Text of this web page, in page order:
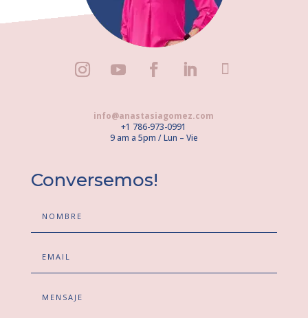
info@anastasiagomez.com
+1 786-973-0991
9 am a 5pm / Lun – Vie
Conversemos!